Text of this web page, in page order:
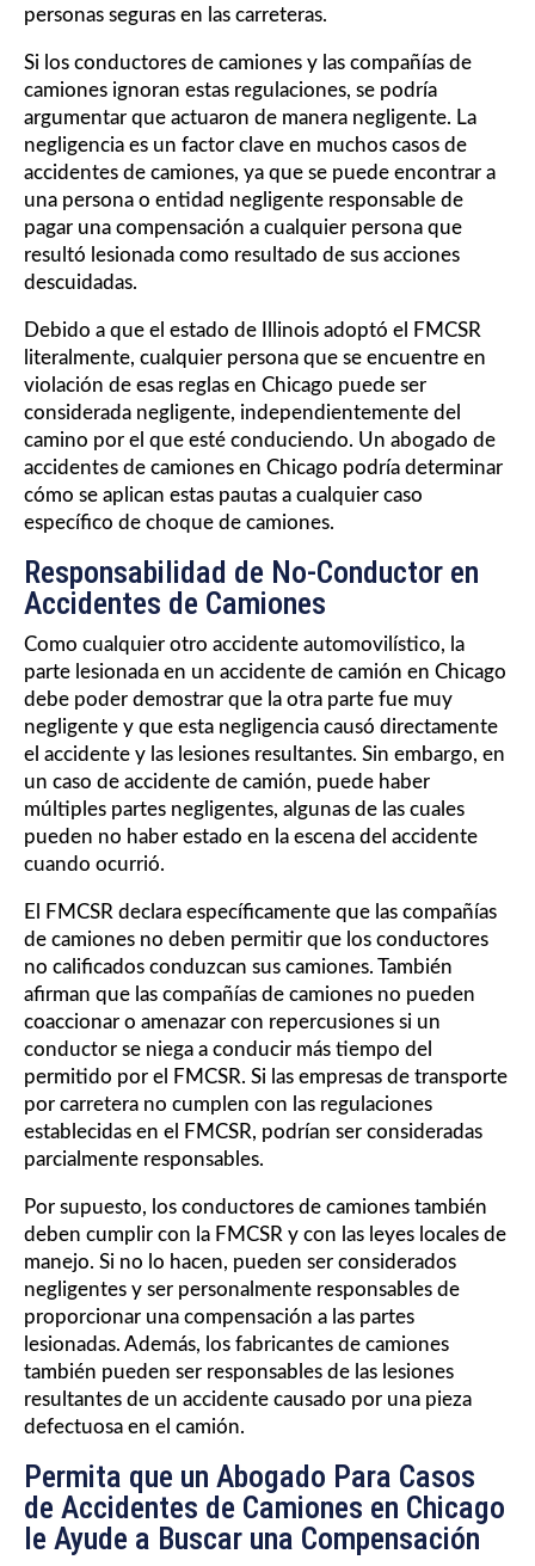
personas seguras en las carreteras.
Si los conductores de camiones y las compañías de
camiones ignoran estas regulaciones, se podría
argumentar que actuaron de manera negligente. La
negligencia es un factor clave en muchos casos de
accidentes de camiones, ya que se puede encontrar a
una persona o entidad negligente responsable de
pagar una compensación a cualquier persona que
resultó lesionada como resultado de sus acciones
descuidadas.
Debido a que el estado de Illinois adoptó el FMCSR
literalmente, cualquier persona que se encuentre en
violación de esas reglas en Chicago puede ser
considerada negligente, independientemente del
camino por el que esté conduciendo. Un abogado de
accidentes de camiones en Chicago podría determinar
cómo se aplican estas pautas a cualquier caso
específico de choque de camiones.
Responsabilidad de No-Conductor en
Accidentes de Camiones
Como cualquier otro accidente automovilístico, la
parte lesionada en un accidente de camión en Chicago
debe poder demostrar que la otra parte fue muy
negligente y que esta negligencia causó directamente
el accidente y las lesiones resultantes. Sin embargo, en
un caso de accidente de camión, puede haber
múltiples partes negligentes, algunas de las cuales
pueden no haber estado en la escena del accidente
cuando ocurrió.
El FMCSR declara específicamente que las compañías
de camiones no deben permitir que los conductores
no calificados conduzcan sus camiones. También
afirman que las compañías de camiones no pueden
coaccionar o amenazar con repercusiones si un
conductor se niega a conducir más tiempo del
permitido por el FMCSR. Si las empresas de transporte
por carretera no cumplen con las regulaciones
establecidas en el FMCSR, podrían ser consideradas
parcialmente responsables.
Por supuesto, los conductores de camiones también
deben cumplir con la FMCSR y con las leyes locales de
manejo. Si no lo hacen, pueden ser considerados
negligentes y ser personalmente responsables de
proporcionar una compensación a las partes
lesionadas. Además, los fabricantes de camiones
también pueden ser responsables de las lesiones
resultantes de un accidente causado por una pieza
defectuosa en el camión.
Permita que un Abogado Para Casos
de Accidentes de Camiones en Chicago
le Ayude a Buscar una Compensación